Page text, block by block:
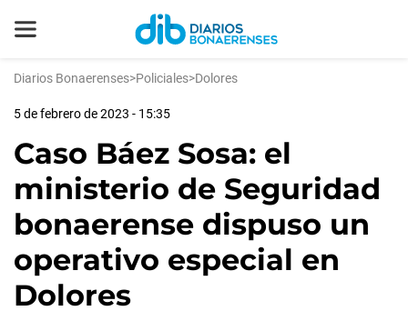
Diarios Bonaerenses>Policiales>Dolores
5 de febrero de 2023 - 15:35
Caso Báez Sosa: el
ministerio de Seguridad
bonaerense dispuso un
operativo especial en
Dolores